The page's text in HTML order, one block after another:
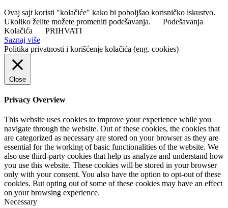
Ovaj sajt koristi "kolačiće" kako bi poboljšao korisničko iskustvo.
Ukoliko želite možete promeniti podešavanja.
Podešavanja
Kolačića
PRIHVATI
Saznaj više
Politika privatnosti i korišćenje kolačića (eng. cookies)
Close
Privacy Overview
This website uses cookies to improve your experience while you
navigate through the website. Out of these cookies, the cookies that
are categorized as necessary are stored on your browser as they are
essential for the working of basic functionalities of the website. We
also use third-party cookies that help us analyze and understand how
you use this website. These cookies will be stored in your browser
only with your consent. You also have the option to opt-out of these
cookies. But opting out of some of these cookies may have an effect
on your browsing experience.
Necessary